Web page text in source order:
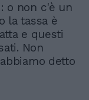
o non c'è un
la tassa è
e questi
Non
detto